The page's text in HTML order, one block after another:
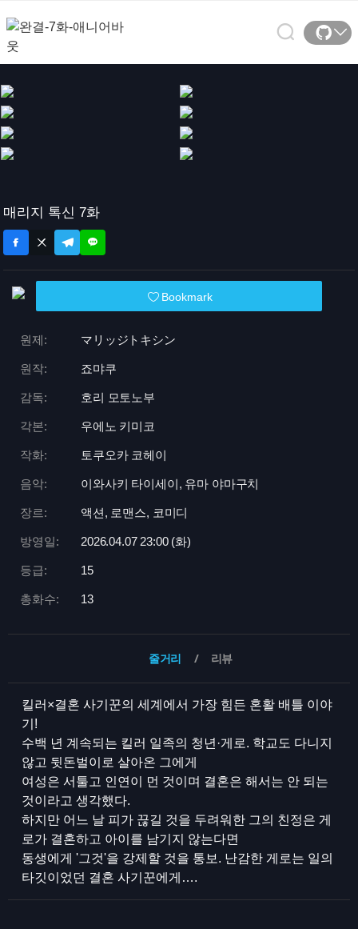
매리지 톡신 7화
Bookmark
원제: マリッジトキシン
원작: 죠먀쿠
감독: 호리 모토노부
각본: 우에노 키미코
작화: 토쿠오카 코헤이
음악: 이와사키 타이세이, 유마 야마구치
장르: 액션, 로맨스, 코미디
방영일: 2026.04.07 23:00 (화)
등급: 15
총화수: 13
줄거리 리뷰
킬러×결혼 사기꾼의 세계에서 가장 힘든 혼활 배틀 이야
기!
수백 년 계속되는 킬러 일족의 청년·게로. 학교도 다니지
않고 뒷돈벌이로 살아온 그에게
여성은 서툴고 인연이 먼 것이며 결혼은 해서는 안 되는
것이라고 생각했다.
하지만 어느 날 피가 끊길 것을 두려워한 그의 친정은 게
로가 결혼하고 아이를 남기지 않는다면
동생에게 '그것'을 강제할 것을 통보. 난감한 게로는 일의
타깃이었던 결혼 사기꾼에게….